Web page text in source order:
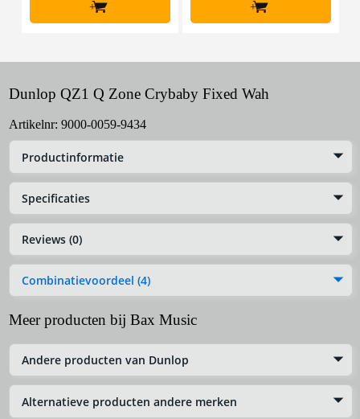
+ +
Dunlop QZ1 Q Zone Crybaby Fixed Wah
Artikelnr: 9000-0059-9434
Productinformatie
Specificaties
Reviews (0)
Combinatievoordeel (4)
Meer producten bij Bax Music
Andere producten van Dunlop
Alternatieve producten andere merken